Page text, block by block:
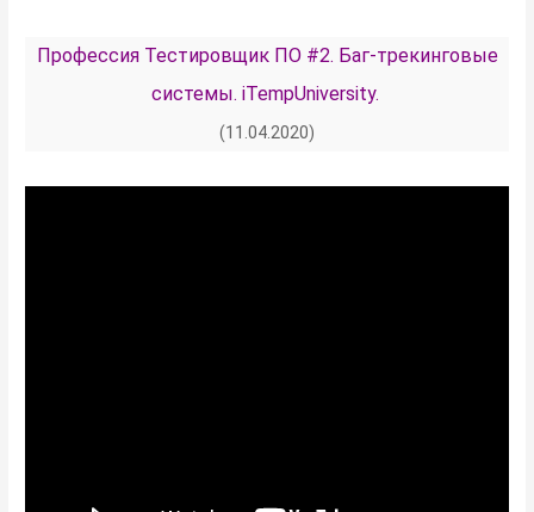
Профессия Тестировщик ПО #2. Баг-трекинговые
системы. iTempUniversity.
(11.04.2020)